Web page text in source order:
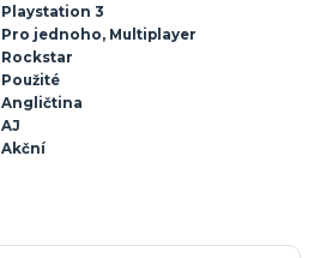
Playstation 3
Pro jednoho, Multiplayer
Rockstar
Použité
Angličtina
AJ
Akční